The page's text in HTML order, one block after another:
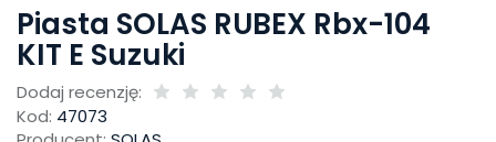
Piasta SOLAS RUBEX Rbx-104
KIT E Suzuki
Dodaj recenzję:
Kod: 47073